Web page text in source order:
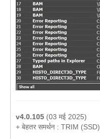
v4.0.105 (03 मई 2025)
+ बेहतर समर्थन : TRIM (SSD)